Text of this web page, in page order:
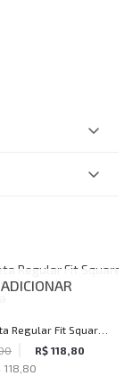
ADICIONAR
Regular Fit Square
John John
R$ 118,80
118,80